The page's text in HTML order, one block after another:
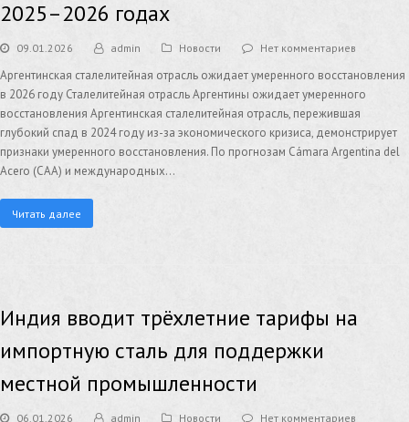
2025–2026 годах
09.01.2026 admin Новости Нет комментариев
Аргентинская сталелитейная отрасль ожидает умеренного восстановления
в 2026 году Сталелитейная отрасль Аргентины ожидает умеренного
восстановления Аргентинская сталелитейная отрасль, пережившая
глубокий спад в 2024 году из-за экономического кризиса, демонстрирует
признаки умеренного восстановления. По прогнозам Cámara Argentina del
Acero (CAA) и международных…
Читать далее
Индия вводит трёхлетние тарифы на
импортную сталь для поддержки
местной промышленности
06.01.2026 admin Новости Нет комментариев